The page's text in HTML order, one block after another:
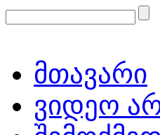
მთავარი
ვიდეო